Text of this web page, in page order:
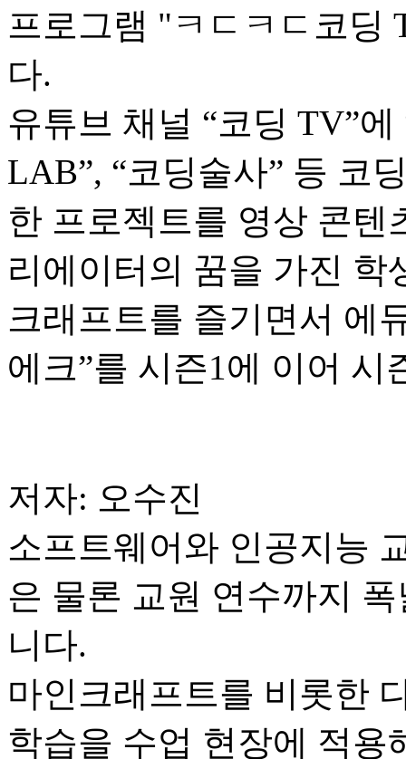
프로그램 "ㅋㄷㅋㄷ코딩
다.
유튜브 채널 “코딩 TV”
LAB”, “코딩술사” 등 코
한 프로젝트를 영상 콘텐
리에이터의 꿈을 가진 학
크래프트를 즐기면서 에
에크”를 시즌1에 이어 시
저자: 오수진
소프트웨어와 인공지능
은 물론 교원 연수까지
니다.
마인크래프트를 비롯한
학습을 수업 현장에 적용